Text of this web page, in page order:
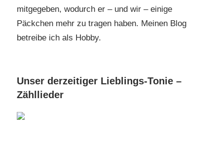
mitgegeben, wodurch er – und wir – einige
Päckchen mehr zu tragen haben. Meinen Blog
betreibe ich als Hobby.
Unser derzeitiger Lieblings-Tonie –
Zähllieder